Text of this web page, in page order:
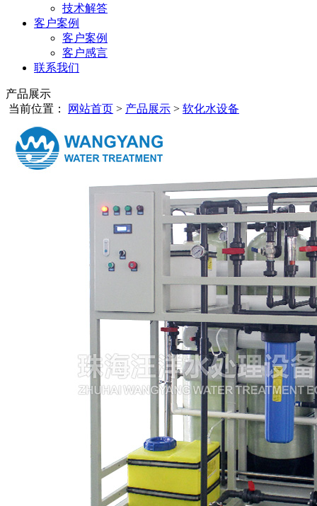
技术解答
客户案例
客户案例
客户感言
联系我们
产品展示
当前位置：
网站首页 > 产品展示 > 软化水设备